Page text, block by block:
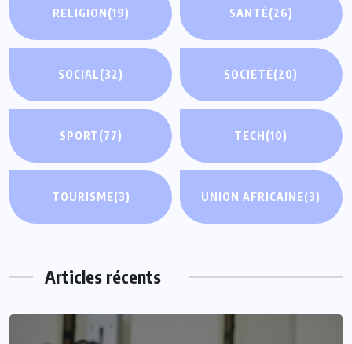
RELIGION(19) SANTÉ(26)
SOCIAL(32) SOCIÉTÉ(20)
SPORT(77) TECH(10)
TOURISME(3) UNION AFRICAINE(3)
Articles récents